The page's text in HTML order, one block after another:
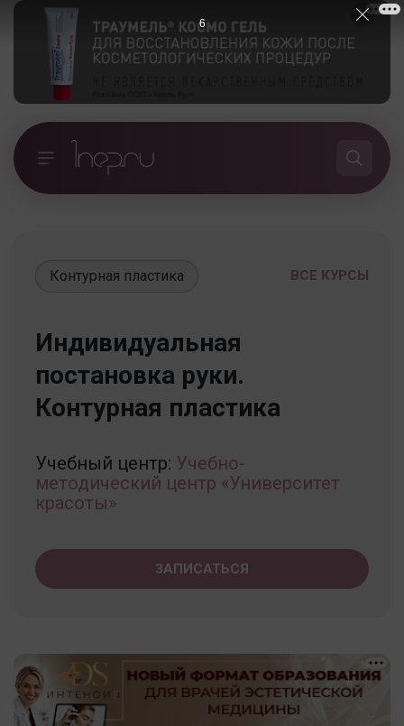
ВСЕ КУРСЫ
Контурная пластика
Индивидуальная
постановка руки.
Контурная пластика
Учебный центр: Учебно-
методический центр «Университет
красоты»
ЗАПИСАТЬСЯ
5